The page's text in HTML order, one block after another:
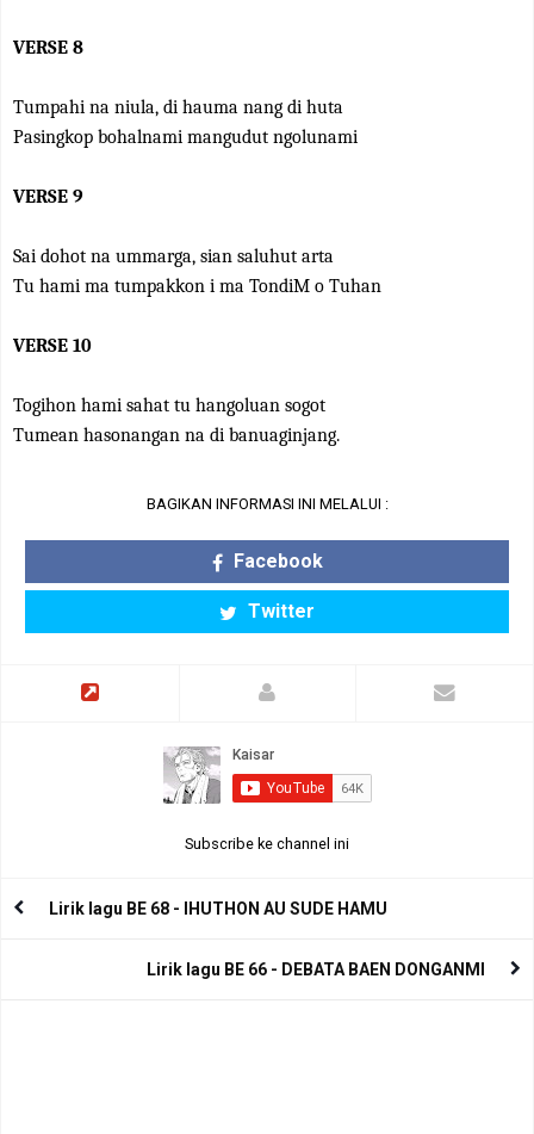
VERSE 8
Tumpahi na niula, di hauma nang di huta
Pasingkop bohalnami mangudut ngolunami
VERSE 9
Sai dohot na ummarga, sian saluhut arta
Tu hami ma tumpakkon i ma TondiM o Tuhan
VERSE 10
Togihon hami sahat tu hangoluan sogot
Tumean hasonangan na di banuaginjang.
BAGIKAN INFORMASI INI MELALUI :
Facebook
Twitter
Subscribe ke channel ini
Lirik lagu BE 68 - IHUTHON AU SUDE HAMU
Lirik lagu BE 66 - DEBATA BAEN DONGANMI